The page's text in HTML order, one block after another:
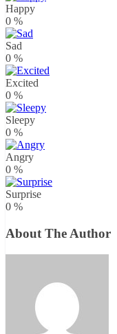
Happy
0 %
Sad
0 %
Excited
0 %
Sleepy
0 %
Angry
0 %
Surprise
0 %
About The Author